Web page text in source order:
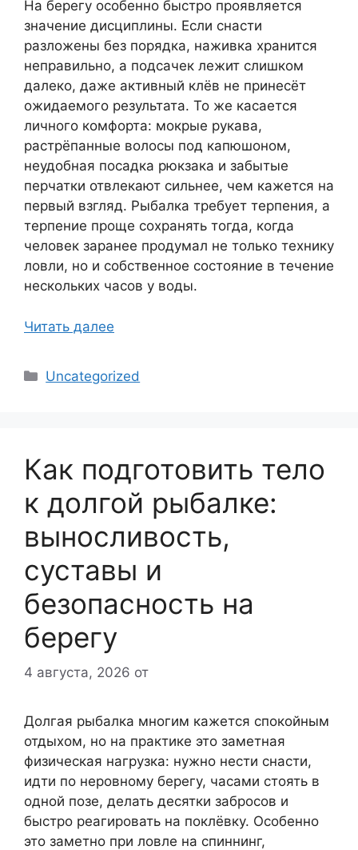
На берегу особенно быстро проявляется
значение дисциплины. Если снасти
разложены без порядка, наживка хранится
неправильно, а подсачек лежит слишком
далеко, даже активный клёв не принесёт
ожидаемого результата. То же касается
личного комфорта: мокрые рукава,
растрёпанные волосы под капюшоном,
неудобная посадка рюкзака и забытые
перчатки отвлекают сильнее, чем кажется на
первый взгляд. Рыбалка требует терпения, а
терпение проще сохранять тогда, когда
человек заранее продумал не только технику
ловли, но и собственное состояние в течение
нескольких часов у воды.
Читать далее
Рубрики
Uncategorized
Как подготовить тело
к долгой рыбалке:
выносливость,
суставы и
безопасность на
берегу
4 августа, 2026 от
Долгая рыбалка многим кажется спокойным
отдыхом, но на практике это заметная
физическая нагрузка: нужно нести снасти,
идти по неровному берегу, часами стоять в
одной позе, делать десятки забросов и
быстро реагировать на поклёвку. Особенно
это заметно при ловле на спиннинг,